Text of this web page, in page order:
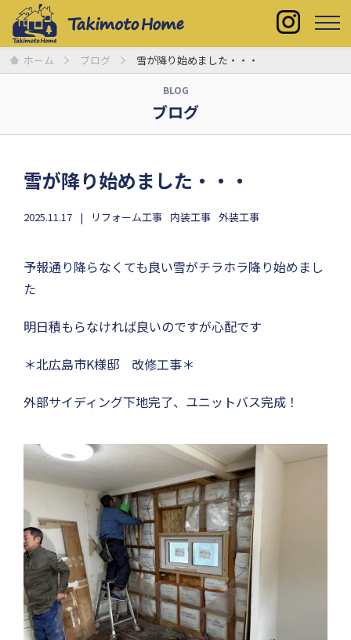
ホーム ブログ 雪が降り始めました・・・
BLOG
ブログ
雪が降り始めました・・・
2025.11.17 リフォーム工事 内装工事 外装工事
予報通り降らなくても良い雪がチラホラ降り始めまし
た
明日積もらなければ良いのですが心配です
＊北広島市K様邸 改修工事＊
外部サイディング下地完了、ユニットバス完成！